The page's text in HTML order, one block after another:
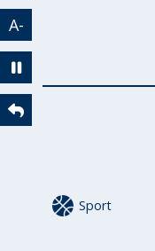
A-
Zatrzymaj animację
Powrót
Sport